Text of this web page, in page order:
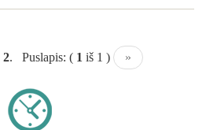
2. Puslapis: ( 1 iš 1 ) »